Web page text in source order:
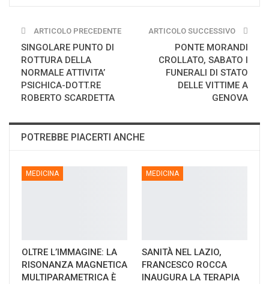
ARTICOLO PRECEDENTE
SINGOLARE PUNTO DI
ROTTURA DELLA
NORMALE ATTIVITA’
PSICHICA-DOTT.RE
ROBERTO SCARDETTA
ARTICOLO SUCCESSIVO
PONTE MORANDI
CROLLATO, SABATO I
FUNERALI DI STATO
DELLE VITTIME A
GENOVA
POTREBBE PIACERTI ANCHE
MEDICINA
OLTRE L’IMMAGINE: LA
RISONANZA MAGNETICA
MULTIPARAMETRICA È
MEDICINA
SANITÀ NEL LAZIO,
FRANCESCO ROCCA
INAUGURA LA TERAPIA